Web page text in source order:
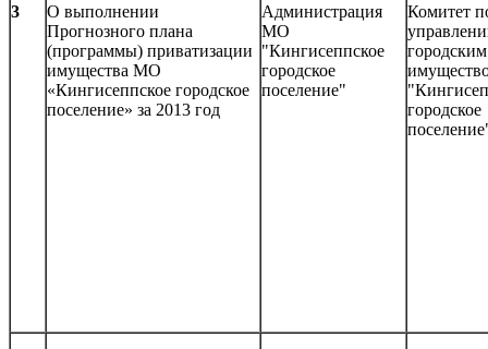
3
О выполнении
Прогнозного плана
(программы) приватизации
имущества МО
«Кингисеппское городское
поселение» за 2013 год
Администрация
МО
"Кингисеппское
городское
поселение"
Комитет
городским
городское